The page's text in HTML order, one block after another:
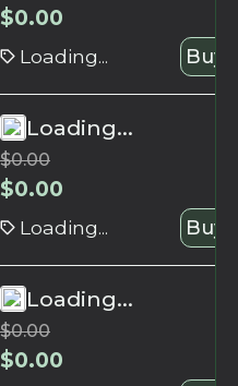
$0.00
Loading... Buy
Loading...
$0.00
$0.00
Loading... Buy
Loading...
$0.00
$0.00